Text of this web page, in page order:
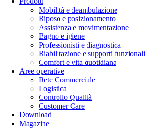
Mobilità e deambulazione
Riposo e posizionamento
Assistenza e movimentazione
Bagno e igiene
Professionisti e diagnostica
Riabilitazione e supporti funzionali
Comfort e vita quotidiana
Aree operative
Rete Commerciale
Logistica
Controllo Qualità
Customer Care
Download
Magazine